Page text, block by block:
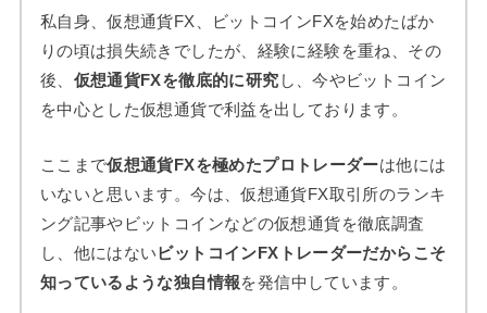
私自身、仮想通貨FX、ビットコインFXを始めたばか
りの頃は損失続きでしたが、経験に経験を重ね、その
後、 仮想通貨FXを徹底的に研究 し、今やビットコイン
を中心とした仮想通貨で利益を出しております。
ここまで仮想通貨FXを極めたプロトレーダーは他には
いないと思います。今は、仮想通貨FX取引所のランキ
ング記事やビットコインなどの仮想通貨を徹底調査
し、他にはないビットコインFXトレーダーだからこそ
知っているような独自情報を発信中しています。